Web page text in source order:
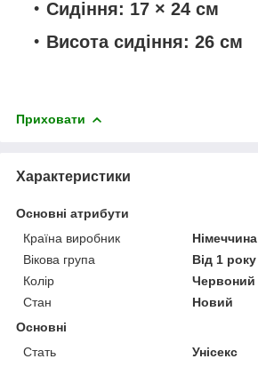
Сидіння: 17 × 24 см
Висота сидіння: 26 см
Приховати
Характеристики
Основні атрибути
Країна виробник
Німеччина
Вікова група
Від 1 року
Колір
Червоний
Стан
Новий
Основні
Стать
Унісекс